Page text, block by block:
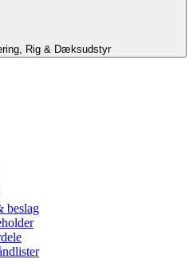
Rig & Dæksudstyr
beslag